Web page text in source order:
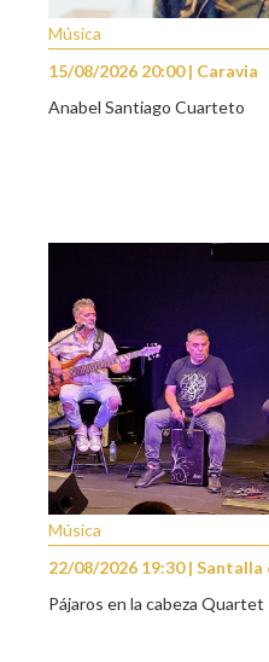
Música
15/08/2026 20:00 | Caravia
Anabel Santiago Cuarteto
Música
22/08/2026 19:30 | Santalla
Pájaros en la cabeza Quartet